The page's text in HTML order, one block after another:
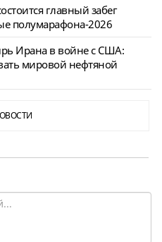
главный забег
полумарафона-2026
Ирана в войне с США:
мировой нефтяной